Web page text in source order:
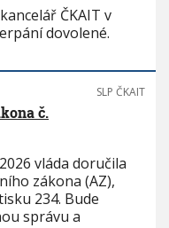
ČKAIT v
dovolené.
SLP ČKAIT
č.
vláda doručila
zákona (AZ),
234. Bude
správu a